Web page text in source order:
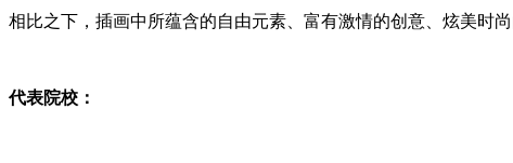
相比之下，插画中所蕴含的自由元素、富有激情的创意、炫美时
代表院校：